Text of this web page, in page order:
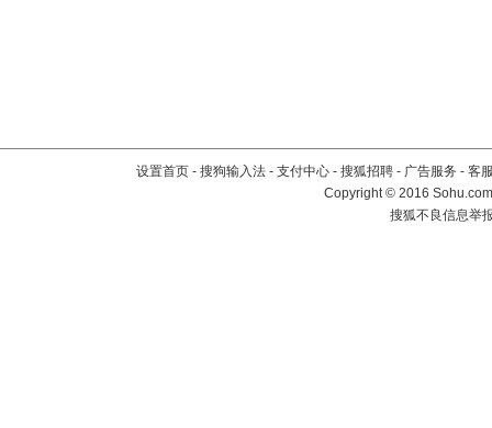
设置首页 - 搜狗输入法 - 支付中心 - 搜狐招聘 - 广告服务 - 客
Copyright©2016
搜狐不良信息举